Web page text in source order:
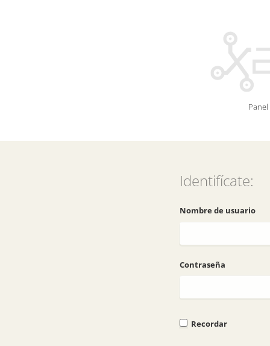
Identifícate:
Nombre de usuario
Contraseña
Recordar